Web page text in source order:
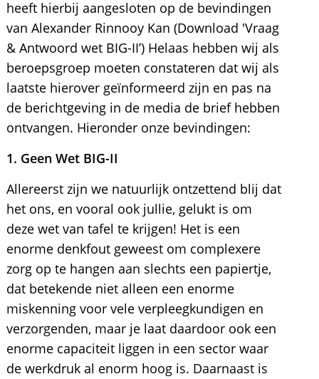
heeft hierbij aangesloten op de bevindingen
van Alexander Rinnooy Kan (Download 'Vraag
& Antwoord wet BIG-II’) Helaas hebben wij als
beroepsgroep moeten constateren dat wij als
laatste hierover geïnformeerd zijn en pas na
de berichtgeving in de media de brief hebben
ontvangen. Hieronder onze bevindingen:
1. Geen Wet BIG-II
Allereerst zijn we natuurlijk ontzettend blij dat
het ons, en vooral ook jullie, gelukt is om
deze wet van tafel te krijgen! Het is een
enorme denkfout geweest om complexere
zorg op te hangen aan slechts een papiertje,
dat betekende niet alleen een enorme
miskenning voor vele verpleegkundigen en
verzorgenden, maar je laat daardoor ook een
enorme capaciteit liggen in een sector waar
de werkdruk al enorm hoog is. Daarnaast is